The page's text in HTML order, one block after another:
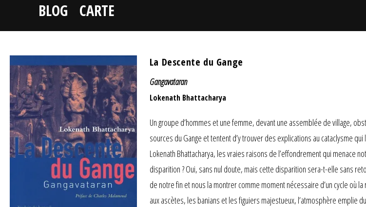
BLOG CARTE
La Descente du Gange
Gangavataran
Lokenath Bhattacharya
Un groupe d’hommes et une femme, devant une assemblée de village,
sources du Gange et tentent d’y trouver des explications au cataclysme
Lokenath Bhattacharya, les vraies raisons de l’effondrement qui menace
disparition ? Oui, sans nul doute, mais cette disparition sera-t-elle sans
de notre fin et nous la montrer comme moment nécessaire d’un cycle où
aux ascètes, les banians et les figuiers majestueux, l’atmosphère emplie